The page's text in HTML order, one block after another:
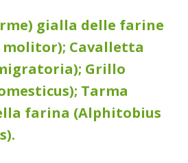
gialla delle farine
molitor); Cavalletta
Grillo
Tarma
farina (Alphitobius